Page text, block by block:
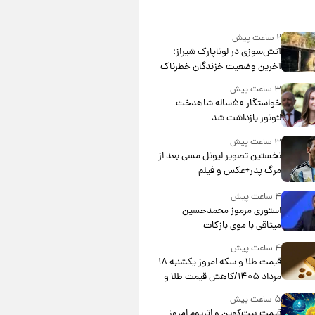
۲ ساعت پیش
آتش‌سوزی در لوناپارک شیراز؛
آخرین وضعیت خزندگان خطرناک
۳ ساعت پیش
خواستگار ۵۰ساله شاهدخت
لئونور بازداشت شد
۳ ساعت پیش
نخستین تصویر لیونل مسی بعد از
مرگ پدر+عکس و فیلم
۴ ساعت پیش
استوری مرموز محمدحسین
میثاقی با موی بازکات
۴ ساعت پیش
قیمت طلا و سکه امروز یکشنبه ۱۸
مرداد ۱۴۰۵/کاهش قیمت طلا و
سکه
۵ ساعت پیش